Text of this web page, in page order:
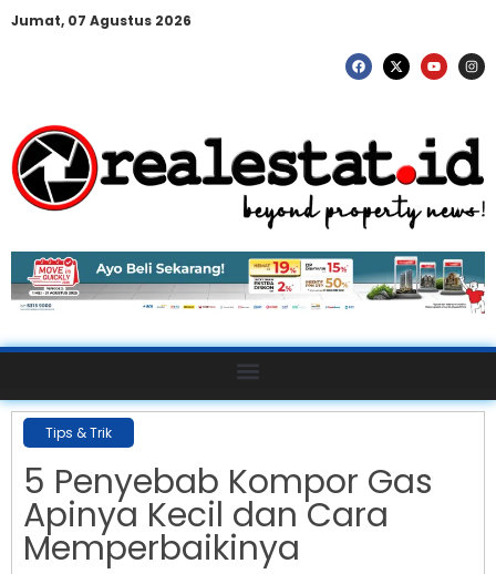
Jumat, 07 Agustus 2026
Tips & Trik
5 Penyebab Kompor Gas
Apinya Kecil dan Cara
Memperbaikinya